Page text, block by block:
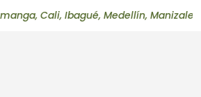
Cali, Ibagué, Medellín, Manizales,